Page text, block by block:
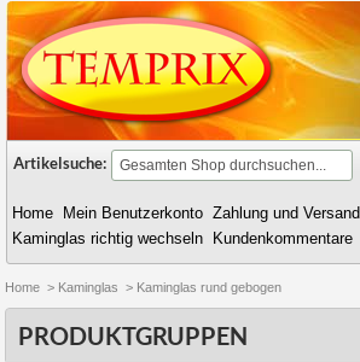
Artikelsuche:
Home Mein Benutzerkonto Zahlung und Versand
Kaminglas richtig wechseln
Kundenkommentare
Home > Kaminglas > Kaminglas rund gebogen
PRODUKTGRUPPEN